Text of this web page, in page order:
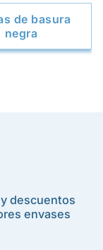
de basura
negra
descuentos
envases